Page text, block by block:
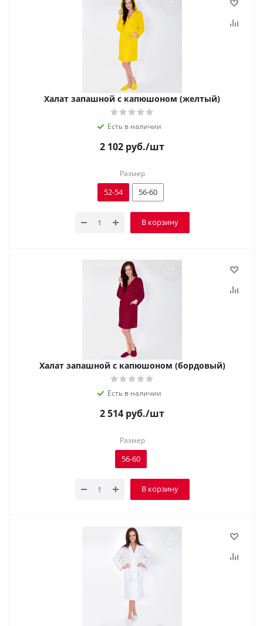
Халат запашной с капюшоном (желтый)
Есть в наличии
2 102 руб./шт
Размер
52-54 56-60
В корзину
Халат запашной с капюшоном (бордовый)
Есть в наличии
2 514 руб./шт
Размер
56-60
В корзину